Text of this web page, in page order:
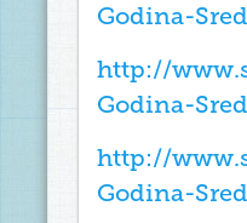
Godina-
http://
Godina-
http://
Godina-